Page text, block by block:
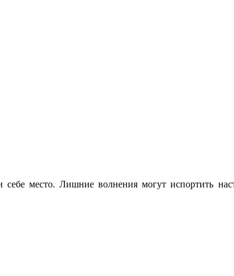
место. Лишние волнения могут испортить